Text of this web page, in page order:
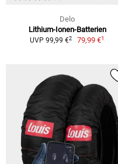
Delo
Lithium-Ionen-Batterien
UVP 99,99 €2 79,99 €1